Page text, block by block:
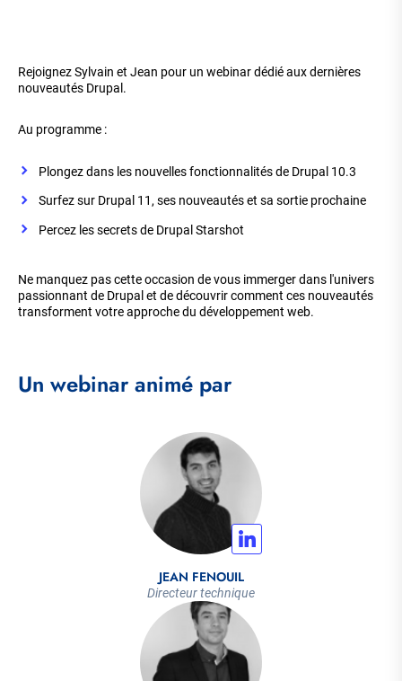
de
la
​Rejoignez Sylvain et Jean pour un webinar dédié aux dernières
nouveautés Drupal.​
​Au programme :​
Plongez dans les nouvelles fonctionnalités de Drupal 10.3​
Surfez sur Drupal 11, ses nouveautés et sa sortie prochaine​
Percez les secrets de Drupal Starshot​
​Ne manquez pas cette occasion de vous immerger dans l'univers
passionnant de Drupal et de découvrir comment ces nouveautés
transforment votre approche du développement web. ​
Un webinar animé par
JEAN FENOUIL
Directeur technique